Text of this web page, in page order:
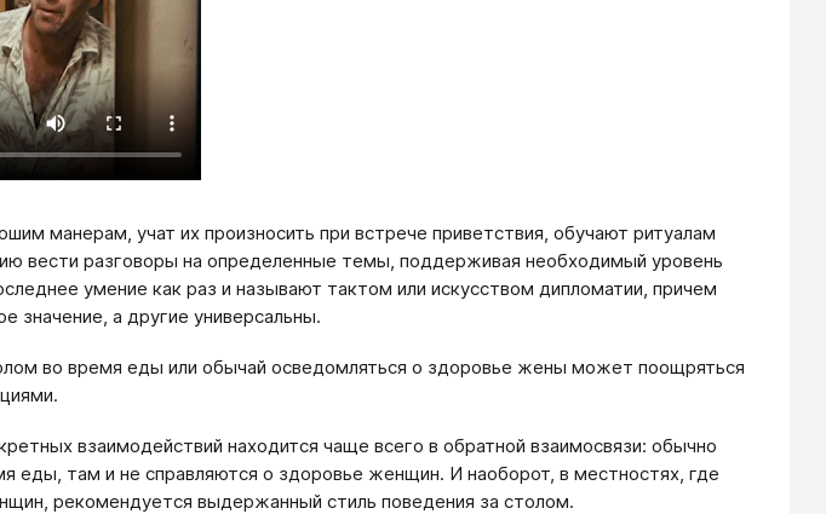
манерам, учат их произносить при встрече приветствия, обучают ритуалам
вести разговоры на определенные темы, поддерживая необходимый уровень
умение как раз и называют тактом или искусством дипломатии, причем
а другие универсальны.
во время еды или обычай осведомляться о здоровье жены может поощряться
взаимодействий находится чаще всего в обратной взаимосвязи: обычно
еды, там и не справляются о здоровье женщин. И наоборот, в местностях, где
рекомендуется выдержанный стиль поведения за столом.